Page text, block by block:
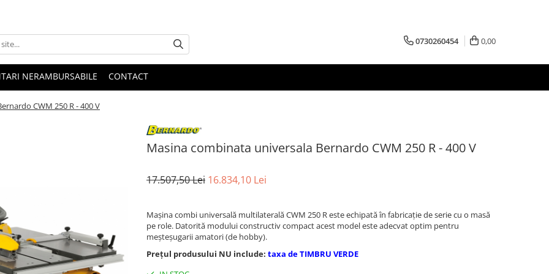
0730260454 0,00
NERAMBURSABILE CONTACT
CWM 250 R - 400 V
Masina combinata universala Bernardo CWM 250 R - 400 V
17.507,50 Lei 16.834,10 Lei
Maşina combi universală multilaterală CWM 250 R este echipată în fabricaţie de serie cu o masă
pe role. Datorită modului constructiv compact acest model este adecvat optim pentru
meşteşugarii amatori (de hobby).
Prețul produsului NU include: taxa de TIMBRU VERDE